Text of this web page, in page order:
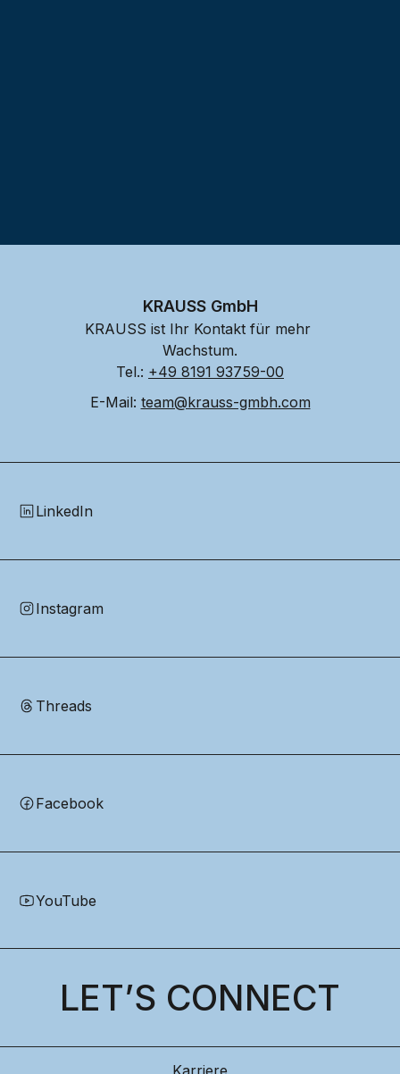
KRAUSS GmbH
KRAUSS ist Ihr Kontakt für mehr
Wachstum.
Tel.: +49 8191 93759-00
E-Mail: team@krauss-gmbh.com
LinkedIn
Instagram
Threads
Facebook
YouTube
LET’S CONNECT
Karriere